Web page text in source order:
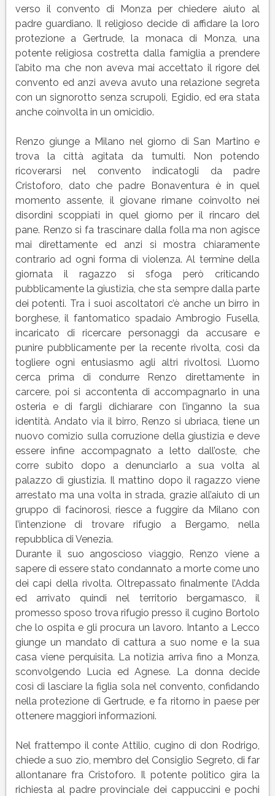
verso il convento di Monza per chiedere aiuto al
padre guardiano. Il religioso decide di affidare la loro
protezione a Gertrude, la monaca di Monza, una
potente religiosa costretta dalla famiglia a prendere
l’abito ma che non aveva mai accettato il rigore del
convento ed anzi aveva avuto una relazione segreta
con un signorotto senza scrupoli, Egidio, ed era stata
anche coinvolta in un omicidio.
Renzo giunge a Milano nel giorno di San Martino e
trova la città agitata da tumulti. Non potendo
ricoverarsi nel convento indicatogli da padre
Cristoforo, dato che padre Bonaventura è in quel
momento assente, il giovane rimane coinvolto nei
disordini scoppiati in quel giorno per il rincaro del
pane. Renzo si fa trascinare dalla folla ma non agisce
mai direttamente ed anzi si mostra chiaramente
contrario ad ogni forma di violenza. Al termine della
giornata il ragazzo si sfoga però criticando
pubblicamente la giustizia, che sta sempre dalla parte
dei potenti. Tra i suoi ascoltatori c’è anche un birro in
borghese, il fantomatico spadaio Ambrogio Fusella,
incaricato di ricercare personaggi da accusare e
punire pubblicamente per la recente rivolta, così da
togliere ogni entusiasmo agli altri rivoltosi. L’uomo
cerca prima di condurre Renzo direttamente in
carcere, poi si accontenta di accompagnarlo in una
osteria e di fargli dichiarare con l’inganno la sua
identità. Andato via il birro, Renzo si ubriaca, tiene un
nuovo comizio sulla corruzione della giustizia e deve
essere infine accompagnato a letto dall’oste, che
corre subito dopo a denunciarlo a sua volta al
palazzo di giustizia. Il mattino dopo il ragazzo viene
arrestato ma una volta in strada, grazie all’aiuto di un
gruppo di facinorosi, riesce a fuggire da Milano con
l’intenzione di trovare rifugio a Bergamo, nella
repubblica di Venezia.
Durante il suo angoscioso viaggio, Renzo viene a
sapere di essere stato condannato a morte come uno
dei capi della rivolta. Oltrepassato finalmente l’Adda
ed arrivato quindi nel territorio bergamasco, il
promesso sposo trova rifugio presso il cugino Bortolo
che lo ospita e gli procura un lavoro. Intanto a Lecco
giunge un mandato di cattura a suo nome e la sua
casa viene perquisita. La notizia arriva fino a Monza,
sconvolgendo Lucia ed Agnese. La donna decide
così di lasciare la figlia sola nel convento, confidando
nella protezione di Gertrude, e fa ritorno in paese per
ottenere maggiori informazioni.
Nel frattempo il conte Attilio, cugino di don Rodrigo,
chiede a suo zio, membro del Consiglio Segreto, di far
allontanare fra Cristoforo. Il potente politico gira la
richiesta al padre provinciale dei cappuccini e pochi